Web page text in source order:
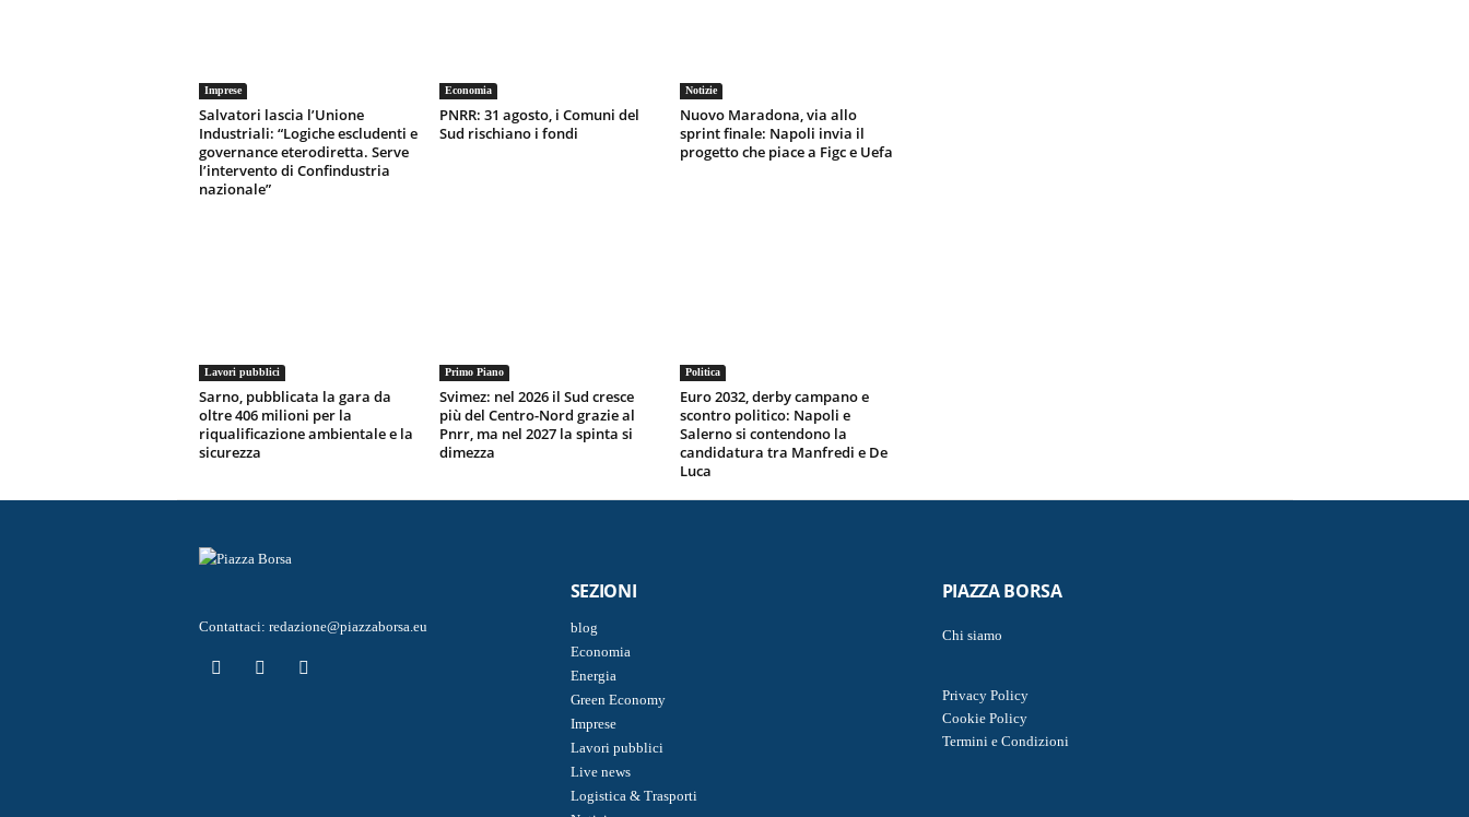
Imprese
Salvatori lascia l’Unione
Industriali: “Logiche escludenti e
governance eterodiretta. Serve
l’intervento di Confindustria
nazionale”
Economia
PNRR: 31 agosto, i Comuni del
Sud rischiano i fondi
Notizie
Nuovo Maradona, via allo
sprint finale: Napoli invia il
progetto che piace a Figc e Uefa
Lavori pubblici
Sarno, pubblicata la gara da
oltre 406 milioni per la
riqualificazione ambientale e la
sicurezza
Primo Piano
Svimez: nel 2026 il Sud cresce
più del Centro-Nord grazie al
Pnrr, ma nel 2027 la spinta si
dimezza
Politica
Euro 2032, derby campano e
scontro politico: Napoli e
Salerno si contendono la
candidatura tra Manfredi e De
Luca
Contattaci: redazione@piazzaborsa.eu
SEZIONI
blog
Economia
Energia
Green Economy
Imprese
Lavori pubblici
Live news
Logistica & Trasporti
PIAZZA BORSA
Chi siamo
Privacy Policy
Cookie Policy
Termini e Condizioni